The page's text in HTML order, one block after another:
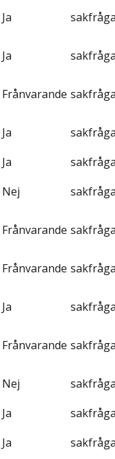
Ja
Ja
Frånvarande
Ja
Ja
Nej
Frånvarande
Frånvarande
Ja
Frånvarande
Nej
Ja
Ja